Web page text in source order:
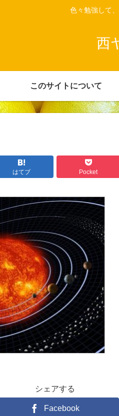
色々勉強して
西
このサイトについて
はてブ Pocket
シェアする
Facebook